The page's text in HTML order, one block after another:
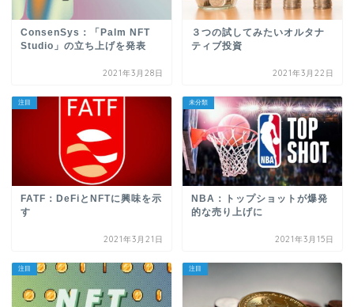
ConsenSys：「Palm NFT
Studio」の立ち上げを発表
2021年3月28日
３つの試してみたいオルタナ
ティブ投資
2021年3月22日
注目
FATF：DeFiとNFTに興味を示
す
2021年3月21日
未分類
NBA：トップショットが爆発
的な売り上げに
2021年3月15日
注目 注目